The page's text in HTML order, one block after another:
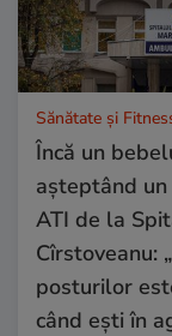
Sănătate și
Încă un
așteptând
ATI de la
Cîrstoveanu:
posturilor
când ești în